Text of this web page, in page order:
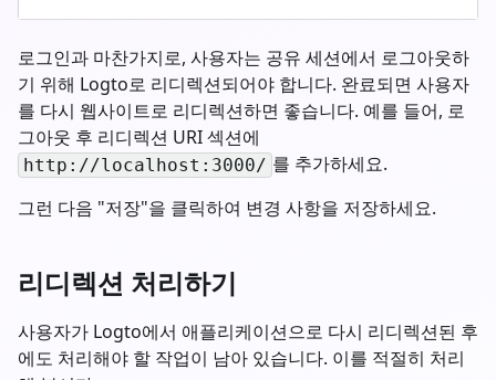
로그인과 마찬가지로, 사용자는 공유 세션에서 로그아웃하
기 위해 Logto로 리디렉션되어야 합니다. 완료되면 사용자
를 다시 웹사이트로 리디렉션하면 좋습니다. 예를 들어, 로
그아웃 후 리디렉션 URI 섹션에
http://localhost:3000/ 를 추가하세요.
그런 다음 "저장"을 클릭하여 변경 사항을 저장하세요.
리디렉션 처리하기
사용자가 Logto에서 애플리케이션으로 다시 리디렉션된 후
에도 처리해야 할 작업이 남아 있습니다. 이를 적절히 처리